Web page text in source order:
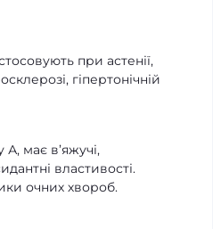
при астенії,
гіпертонічній
А, має в’яжучі,
властивості.
очних хвороб.